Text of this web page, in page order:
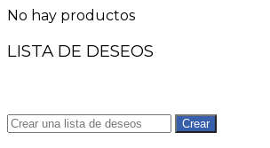
No hay productos
LISTA DE DESEOS
Crear